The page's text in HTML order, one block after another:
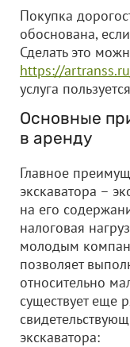
Покупка
обоснована,
Сделать это
https://
услуга
Основные
в аренду
Главное
экскаватора –
на его
налоговая
молодым
позволяет
относительно
существует еще
экскаватора: